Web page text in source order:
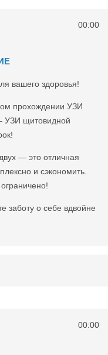
00:00
вашего здоровья!
прохождении УЗИ
УЗИ щитовидной
— это отличная
и сэкономить.
заботу о себе вдвойне
00:00